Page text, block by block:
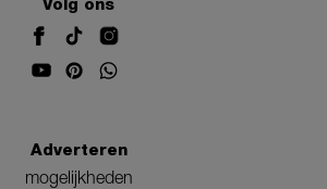
Volg ons
Adverteren
mogelijkheden